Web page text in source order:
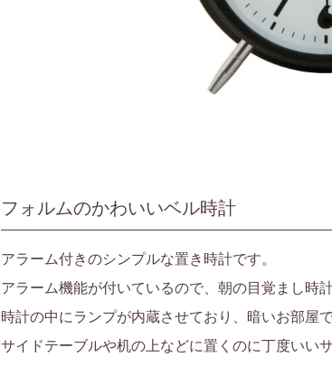
フォルムのかわいいベル時計
アラーム付きのシンプルな置き時計です。
アラーム機能が付いているので、朝の目覚まし時
時計の中にランプが内蔵させており、暗いお部屋
サイドテーブルや机の上などに置くのに丁度いいサ